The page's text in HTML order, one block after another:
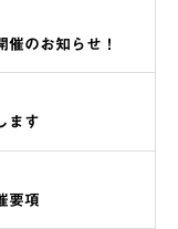
のお知らせ！
ます
要項